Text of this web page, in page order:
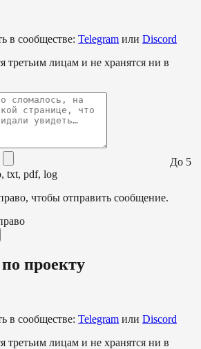
в сообществе: Telegram или Discord
третьим лицам и не хранятся ни в
До 5
txt, pdf, log
чтобы отправить сообщение.
проекту
в сообществе: Telegram или Discord
третьим лицам и не хранятся ни в